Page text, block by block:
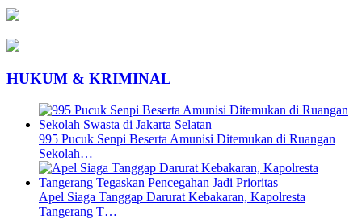
HUKUM & KRIMINAL
995 Pucuk Senpi Beserta Amunisi Ditemukan di Ruangan
Sekolah…
Apel Siaga Tanggap Darurat Kebakaran, Kapolresta
Tangerang T…